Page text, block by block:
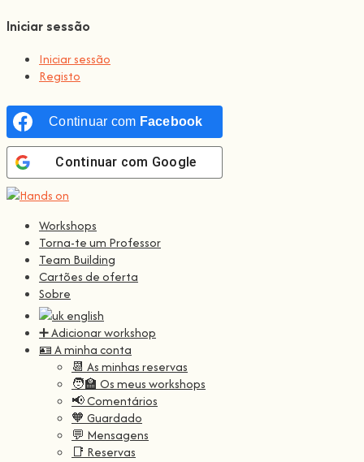
Iniciar sessão
Iniciar sessão
Registo
Continuar com Facebook
Continuar com Google
Workshops
Torna-te um Professor
Team Building
Cartões de oferta
Sobre
➕ Adicionar workshop
🪪 A minha conta
📆 As minhas reservas
🧑‍🏫 Os meus workshops
📢 Comentários
🧡 Guardado
💬 Mensagens
📑 Reservas